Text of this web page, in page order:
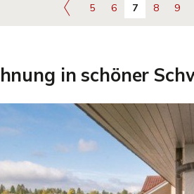
5 6 7 8 9
in schöner